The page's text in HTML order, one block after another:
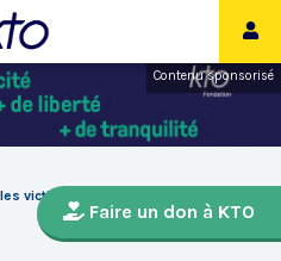
Contenu sponsorisé
victimes d’abus sexuels, sans
Faire un don à KTO